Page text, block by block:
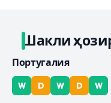
Шакли
Португалия
W D W D W